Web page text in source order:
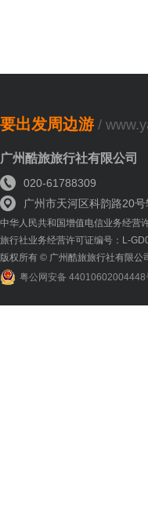
要出发周边游 /
广州酷旅旅行社有限公司
020-61788309
广州市天河区科韵路20
中华人民共和国增值电信业务经营
旅行社业务经营许可证编号：L-
版权所有 © 广州酷旅旅行社有限
粤公网安备 44010602004448